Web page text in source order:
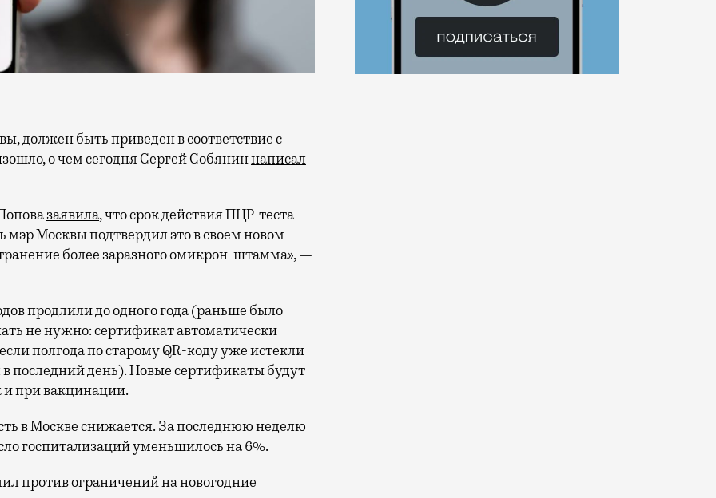
о чем сегодня Сергей Собяниннаписал
заявила, что срок действия ПЦР-теста
мэр Москвы подтвердил это в своем новом
более заразного омикрон-штамма», —
продлили до одного года (раньше было
не нужно: сертификат автоматически
полгода по старому QR-коду уже истекли
последний день). Новые сертификаты будут
и при вакцинации.
в Москве снижается. За последнюю неделю
госпитализаций уменьшилось на 6%.
против ограничений на новогодние